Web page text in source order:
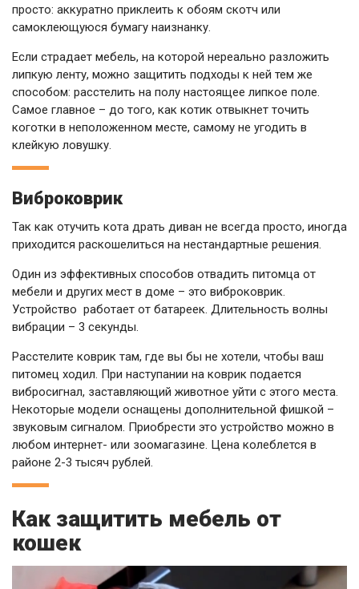
просто: аккуратно приклеить к обоям скотч или
самоклеющуюся бумагу наизнанку.
Если страдает мебель, на которой нереально разложить
липкую ленту, можно защитить подходы к ней тем же
способом: расстелить на полу настоящее липкое поле.
Самое главное – до того, как котик отвыкнет точить
коготки в неположенном месте, самому не угодить в
клейкую ловушку.
Виброковрик
Так как отучить кота драть диван не всегда просто, иногда
приходится раскошелиться на нестандартные решения.
Один из эффективных способов отвадить питомца от
мебели и других мест в доме – это виброковрик.
Устройство работает от батареек. Длительность волны
вибрации – 3 секунды.
Расстелите коврик там, где вы бы не хотели, чтобы ваш
питомец ходил. При наступании на коврик подается
вибросигнал, заставляющий животное уйти с этого места.
Некоторые модели оснащены дополнительной фишкой –
звуковым сигналом. Приобрести это устройство можно в
любом интернет- или зоомагазине. Цена колеблется в
районе 2-3 тысяч рублей.
Как защитить мебель от
кошек